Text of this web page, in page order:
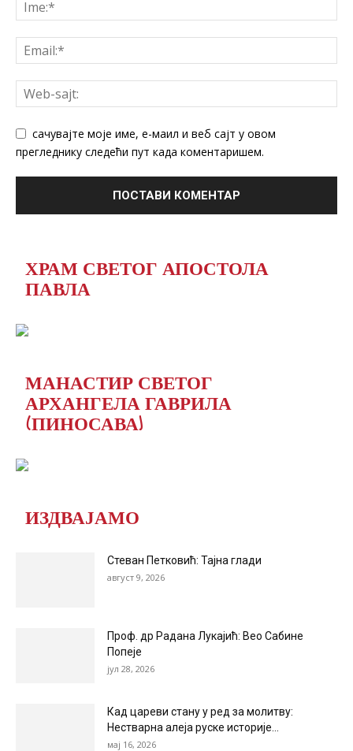
сачувајте моје име, е-маил и веб сајт у овом
прегледнику следећи пут када коментаришем.
ХРАМ СВЕТОГ АПОСТОЛА
ПАВЛА
МАНАСТИР СВЕТОГ
АРХАНГЕЛА ГАВРИЛА
(ПИНОСАВА)
ИЗДВАЈАМО
Стеван Петковић: Тајна глади
август 9, 2026
Проф. др Радана Лукајић: Вео Сабине
Попеје
јул 28, 2026
Кад цареви стану у ред за молитву:
Нестварна алеја руске историје...
мај 16, 2026